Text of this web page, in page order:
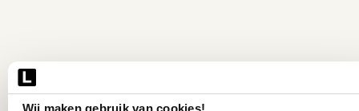
Wij maken gebruik van cookies!